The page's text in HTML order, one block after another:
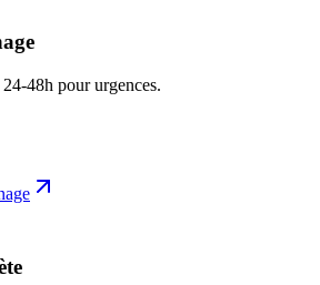
48h pour urgences.